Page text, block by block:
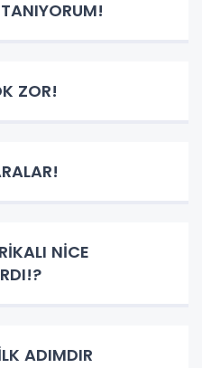
ZOR!
NİCE
ADIMDIR